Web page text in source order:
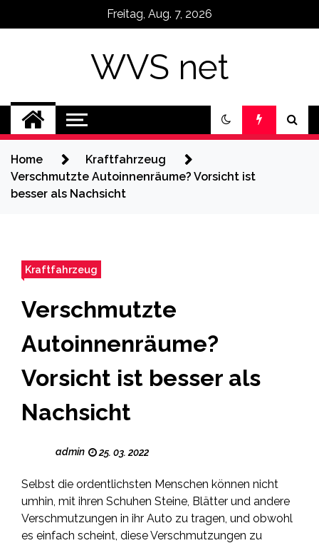
Freitag, Aug. 7, 2026
WVS net
Home
Kraftfahrzeug
Verschmutzte Autoinnenräume? Vorsicht ist
besser als Nachsicht
Kraftfahrzeug
Verschmutzte
Autoinnenräume?
Vorsicht ist besser als
Nachsicht
admin 25. 03. 2022
Selbst die ordentlichsten Menschen können nicht
umhin, mit ihren Schuhen Steine, Blätter und andere
Verschmutzungen in ihr Auto zu tragen, und obwohl
es einfach scheint, diese Verschmutzungen zu